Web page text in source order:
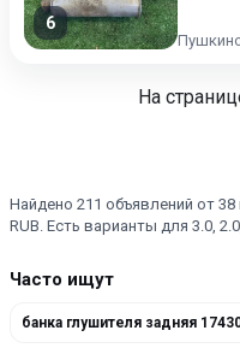
6
На
Найдено 211 объявлений от
RUB. Есть варианты для 3.0,
Часто ищут
банка глушителя задняя